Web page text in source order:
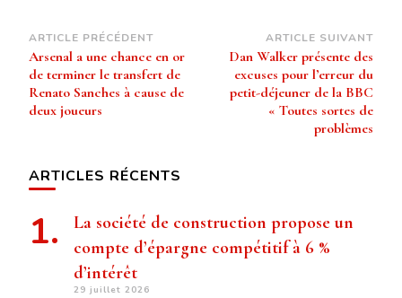
Navigation
d’article
ARTICLE PRÉCÉDENT
Arsenal a une chance en or
de terminer le transfert de
Renato Sanches à cause de
deux joueurs
ARTICLE SUIVANT
Dan Walker présente des
excuses pour l’erreur du
petit-déjeuner de la BBC
« Toutes sortes de
problèmes
ARTICLES RÉCENTS
La société de construction propose un
compte d’épargne compétitif à 6 %
d’intérêt
29 juillet 2026